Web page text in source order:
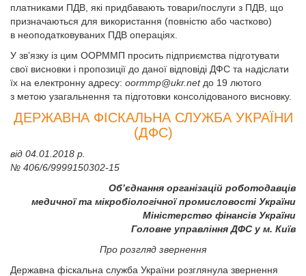
платниками ПДВ, які придбавають товари/послуги з ПДВ, що
призначаються для використання (повністю або частково)
в неоподатковуваних ПДВ операціях.
У зв’язку із цим ООРММП просить підприємства підготувати
свої висновки і пропозиції до даної відповіді ДФС та надіслати
їх на елект­ронну адресу: oormmp@ukr.netдо 19 лютого
з метою узагальнення та підготовки консолідованого висновку.
ДЕРЖАВНА ФІСКАЛЬНА СЛУЖБА УКРАЇНИ
(ДФС)
від 04.01.2018 р.
№ 406/6/9999150302-15
Об’єднання організацій роботодавців
медичної та мікробіологічноїпромисловості України
Міністерство фінансів України
Головне управління ДФС у м. Київ
Про розгляд звернення
Державна фіскальна служба України розглянула звернення